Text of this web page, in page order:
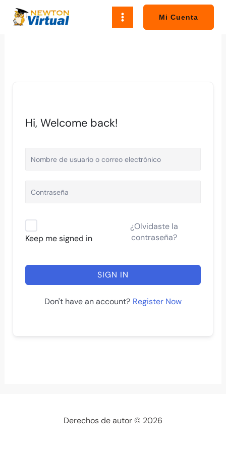
Mi Cuenta
Hi, Welcome back!
Keep me signed in
¿Olvidaste la
contraseña?
SIGN IN
Don't have an account? Register Now
Derechos de autor © 2026